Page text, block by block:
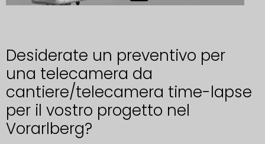
Desiderate un preventivo per
una telecamera da
cantiere/telecamera time-lapse
per il vostro progetto nel
Vorarlberg?